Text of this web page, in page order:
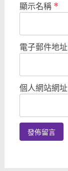
顯示名稱 *
電子郵件地址
個人網站網址